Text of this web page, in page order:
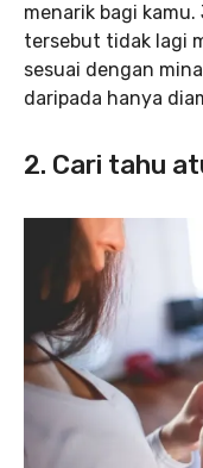
menarik bagi
tersebut tidak lagi
sesuai dengan
daripada hanya
2. Cari tahu